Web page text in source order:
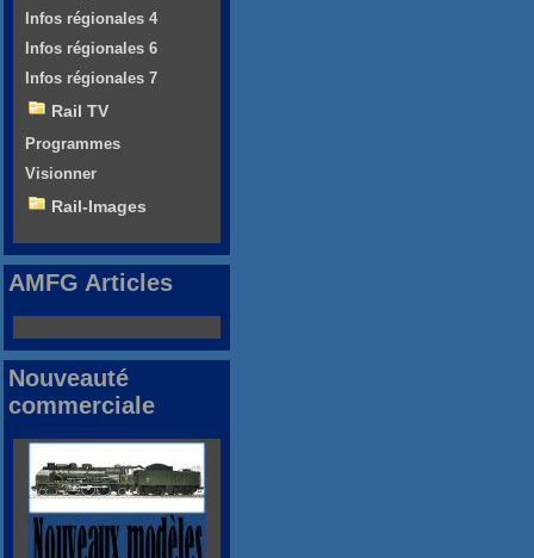
Infos régionales 4
Infos régionales 6
Infos régionales 7
Rail TV
Programmes
Visionner
Rail-Images
AMFG Articles
Nouveauté
commerciale